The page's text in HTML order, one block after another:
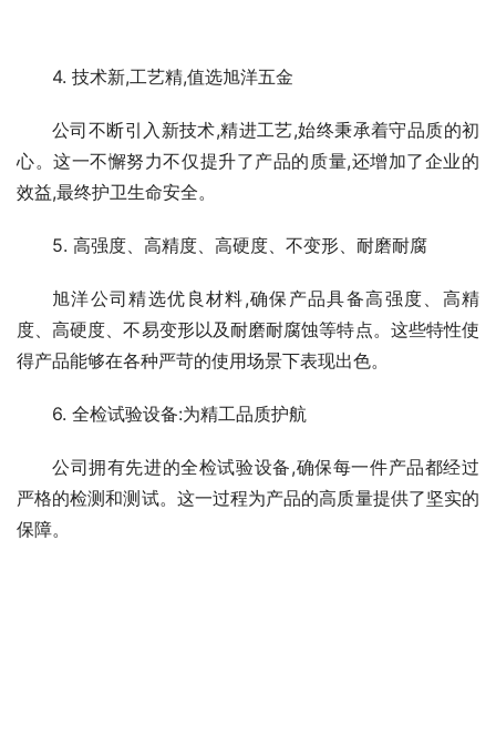
4. 技术新,工艺精,值选旭洋五金
公司不断引入新技术,精进工艺,始终秉承着守品质的初
心。这一不懈努力不仅提升了产品的质量,还增加了企业的
效益,最终护卫生命安全。
5. 高强度、高精度、高硬度、不变形、耐磨耐腐
旭洋公司精选优良材料,确保产品具备高强度、高精
度、高硬度、不易变形以及耐磨耐腐蚀等特点。这些特性使
得产品能够在各种严苛的使用场景下表现出色。
6. 全检试验设备:为精工品质护航
公司拥有先进的全检试验设备,确保每一件产品都经过
严格的检测和测试。这一过程为产品的高质量提供了坚实的
保障。